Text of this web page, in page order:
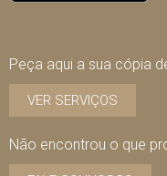
Peça aqui a sua cópia
VER SERVIÇOS
Não encontrou o que